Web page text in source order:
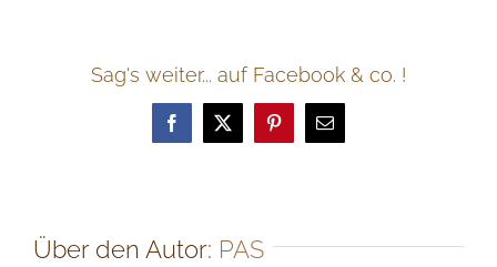
Sag's weiter... auf Facebook & co. !
FacebookTwitterPinterest
E-
Mail
Über den Autor: PAS